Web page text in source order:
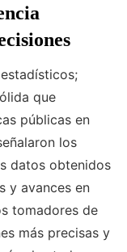
que
públicas en
los
datos obtenidos
y avances en
tomadores de
más precisas y